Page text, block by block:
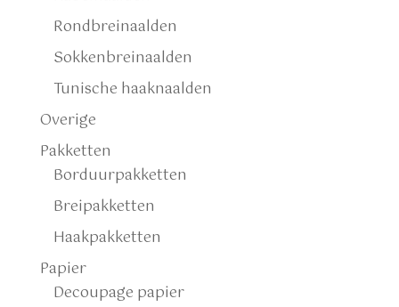
Rondbreinaalden
Sokkenbreinaalden
Tunische haaknaalden
Overige
Pakketten
Borduurpakketten
Breipakketten
Haakpakketten
Papier
Decoupage papier